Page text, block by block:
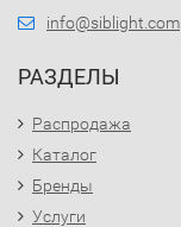
info@siblight.com
РАЗДЕЛЫ
Распродажа
Каталог
Бренды
Услуги